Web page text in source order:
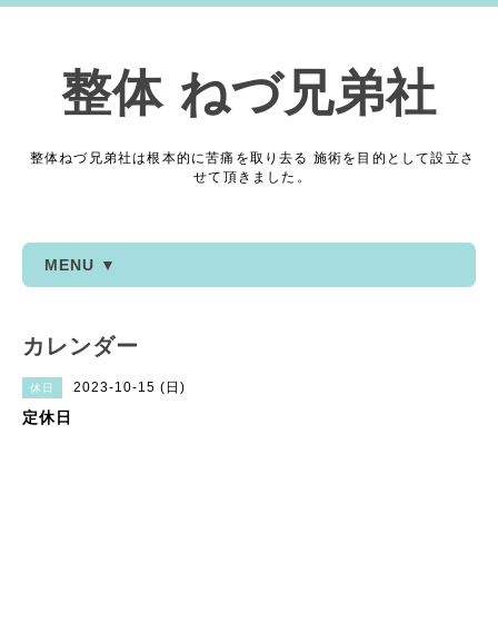
整体 ねづ兄弟社
整体ねづ兄弟社は根本的に苦痛を取り去る 施術を目的として設立さ
せて頂きました。
MENU ▼
カレンダー
休日 2023-10-15 (日)
定休日